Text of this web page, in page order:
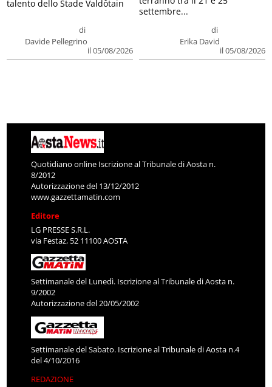
di
Davide Pellegrino
il 05/08/2026
talento dello Stade Valdôtain
di
Erika David
il 05/08/2026
settembre...
Quotidiano online Iscrizione al Tribunale di Aosta n.
8/2012
Autorizzazione del 13/12/2012
www.gazzettamatin.com
Editore
LG PRESSE S.R.L.
via Festaz, 52 11100 AOSTA
Settimanale del Lunedì. Iscrizione al Tribunale di Aosta n.
9/2002
Autorizzazione del 20/05/2002
Settimanale del Sabato. Iscrizione al Tribunale di Aosta n.4
del 4/10/2016
REDAZIONE